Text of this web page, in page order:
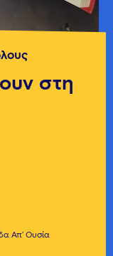
στη
Απ’ Ουσία